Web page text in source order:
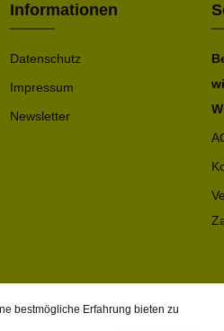
Informationen
Datenschutz
Impressum
Newsletter
bestmögliche Erfahrung bieten zu